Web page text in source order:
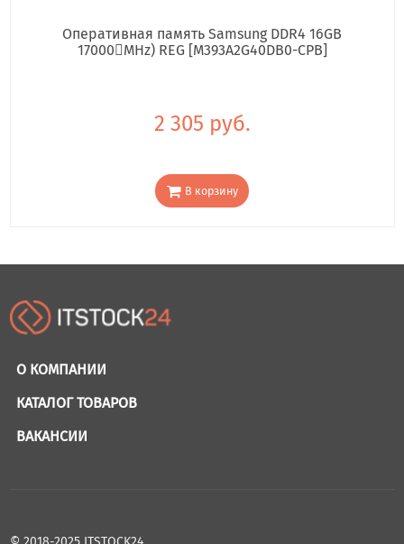
Оперативная память Samsung DDR4 16GB
17000񢋕MHz) REG [M393A2G40DB0-CPB]
2 305 руб.
В корзину
О КОМПАНИИ
КАТАЛОГ ТОВАРОВ
ВАКАНСИИ